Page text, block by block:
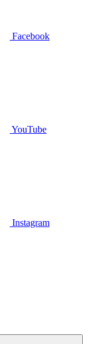
Facebook
YouTube
Instagram